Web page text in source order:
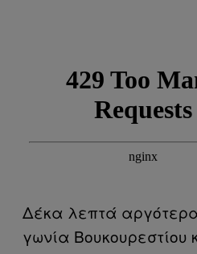
Δέκα λεπτά αργότερα
γωνία